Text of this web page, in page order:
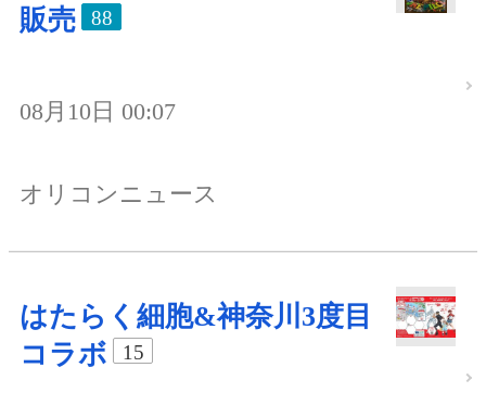
販売
88
08月10日 00:07
オリコンニュース
はたらく細胞&神奈川3度目
コラボ
15